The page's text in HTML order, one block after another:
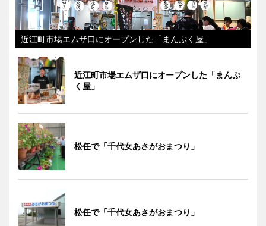
近江町市場エムザ口にオープンした「まんぷく屋」
近江町市場エムザ口にオープンした「まんぷ
く屋」
松任で「千代女あさがおまつり」
松任で「千代女あさがおまつり」